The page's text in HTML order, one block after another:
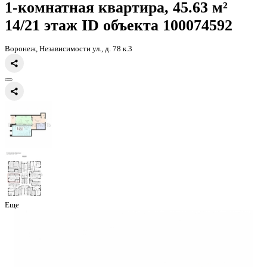
Главная КаталогВсе ЖКЖК Галактика 2|3
1-комнатная квартира, 45.63
14/21 этаж
Воронеж, Независимости ул., д. 78 к.3